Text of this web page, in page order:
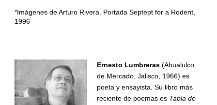
*Imágenes de Arturo Rivera. Portada Septept for a Rodent,
1996
Ernesto Lumbreras(Ahualulco
de Mercado, Jalisco, 1966) es
poeta y ensayista. Su libro más
reciente de poemas es Tabla de